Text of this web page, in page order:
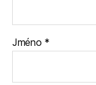
Jméno *